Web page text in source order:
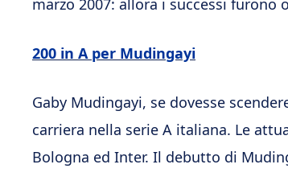
marzo 2007: allora i successi
200 in A per Mudingayi
Gaby Mudingayi, se dovesse
carriera nella serie A italiana. Le
Bologna ed Inter. Il debutto di